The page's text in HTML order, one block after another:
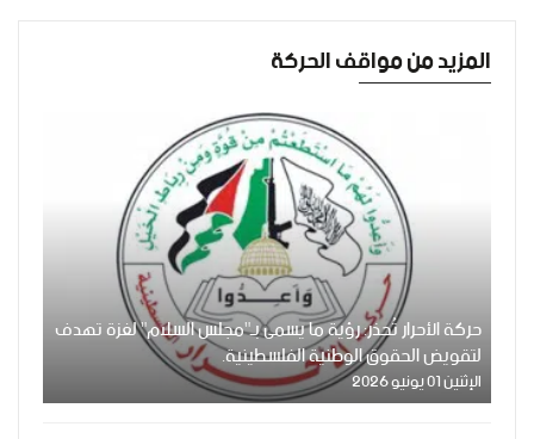
المزيد من مواقف الحركة
حركة الأحرار تُحذر: رؤية ما يسمى بـ"مجلس السلام" لغزة تهدف
لتقويض الحقوق الوطنية الفلسطينية.
الإثنين 01 يونيو 2026